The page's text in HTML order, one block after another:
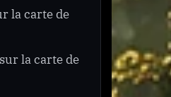
la carte de
la carte de